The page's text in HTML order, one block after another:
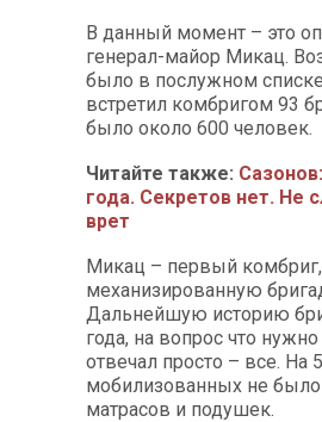
В данный момент – это
генерал-майор Микац.
было в послужном
встретил комбригом 93
было около 600 человек.
Читайте также:
года. Секретов нет. Не
врет
Микац – первый
механизированную
Дальнейшую историю
года, на вопрос что
отвечал просто – все. На
мобилизованных не
матрасов и подушек.